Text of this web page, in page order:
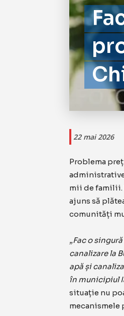
22 mai 2026
Problema
mii de familii.
ajuns să
comunități
„Fac o
canalizare la
apă și
în municipiul
situație nu
mecanismele